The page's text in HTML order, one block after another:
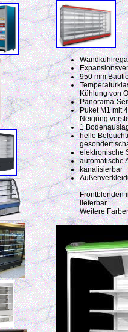
950 mm
Kühlung von
Panorama-
Puket M1 mit
Neigung
1
helle
gesondert
elektronische
automatische
kanalisierbar
Frontblenden
lieferbar.
Weitere